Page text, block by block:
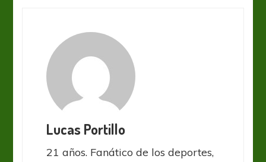
Lucas Portillo
21 años. Fanático de los deportes,